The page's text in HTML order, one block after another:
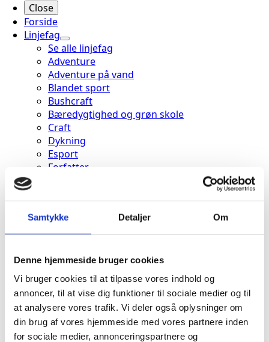
Samtykke Detaljer Om
Denne hjemmeside bruger cookies
Vi bruger cookies til at tilpasse vores indhold og
annoncer, til at vise dig funktioner til sociale medier og til
at analysere vores trafik. Vi deler også oplysninger om
din brug af vores hjemmeside med vores partnere inden
for sociale medier, annonceringspartnere og
Close
Forside
Linjefag
Se alle linjefag
Adventure
Adventure på vand
Blandet sport
Bushcraft
Bæredygtighed og grøn skole
Craft
Dykning
Esport
Forfatter
Jagttegn
Ridning
Spejderliv
Undervisning
9. & 10. klasse
Dialogisk undervisning
Pædagogisk Praksis
Skolelivet
Hverdagen